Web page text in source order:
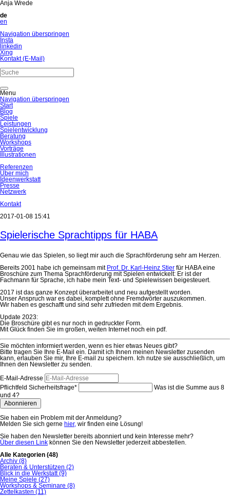
Anja Wrede
de
en
Navigation überspringen
Insta
linkedin
Xing
Kontakt (E-Mail)
Menu
Navigation überspringen
Start
Blog
Spiele
Leistungen
Spielentwicklung
Beratung
Workshops
Vorträge
Illustrationen
Referenzen
Über mich
Ideenwerkstatt
Presse
Netzwerk
Kontakt
2017-01-08 15:41
Spielerische Sprachtipps für HABA
Genau wie das Spielen, so liegt mir auch die Sprachförderung sehr am Herzen.
Bereits 2001 habe ich gemeinsam mit Prof. Dr. Karl-Heinz Stier für HABA eine
Broschüre zum Thema Sprachförderung mit Spielen entwickelt: Er ist der
Fachmann für Sprache, ich habe mein Text- und Spielewissen beigesteuert.
2017 ist das ganze Konzept überarbeitet und neu aufgestellt worden.
Unser Anspruch war es dabei, komplett ohne Fremdwörter auszukommen.
Wir haben es geschafft und sind sehr zufrieden mit dem Ergebnis.
Update 2023:
Die Broschüre gibt es nur noch in gedruckter Form.
Mit Glück finden Sie im großen, weiten Internet noch ein pdf.
Sie möchten informiert werden, wenn es hier etwas Neues gibt?
Bitte tragen Sie Ihre E-Mail ein. Damit ich Ihnen meinen Newsletter zusenden
kann, erlauben Sie mir, Ihre E-mail zu speichern. Ich nutze sie ausschließlich, um
Ihnen den Newsletter zu senden.
E-Mail-Adresse
Pflichtfeld Sicherheitsfrage*
Was ist die Summe aus 8
und 4?
Abonnieren
Sie haben ein Problem mit der Anmeldung?
Melden Sie sich gerne hier, wir finden eine Lösung!
Sie haben den Newsletter bereits abonniert und kein Interesse mehr?
Über diesen Link können Sie den Newsletter jederzeit abbestellen.
Alle Kategorien (48)
Archiv (8)
Beraten & Unterstützen (2)
Blick in die Werkstatt (9)
Meine Spiele (27)
Workshops & Seminare (8)
Zettelkasten (11)